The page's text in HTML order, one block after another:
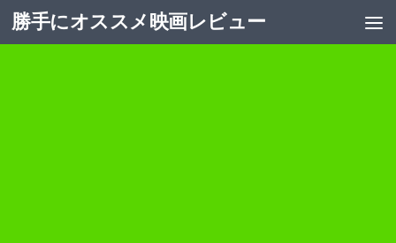
コンテンツへスキップ
勝手にオススメ映画レビュー